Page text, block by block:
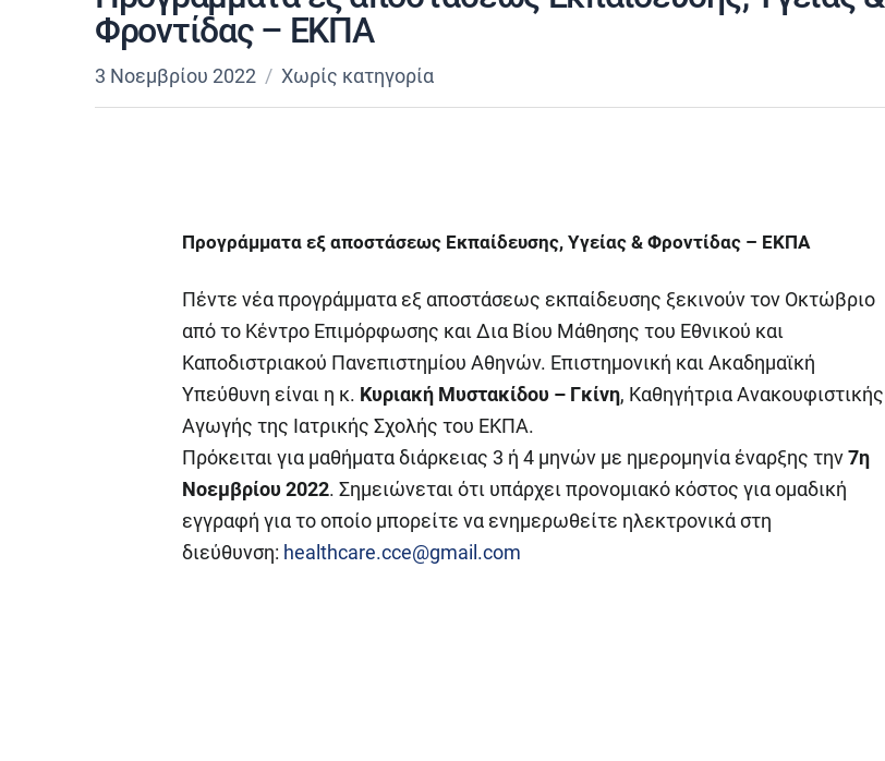
Φροντίδας – ΕΚΠΑ
3 Νοεμβρίου 2022 Χωρίς κατηγορία
Προγράμματα εξ αποστάσεως Εκπαίδευσης, Υγείας & Φροντίδας – ΕΚΠΑ
Πέντε νέα προγράμματα εξ αποστάσεως εκπαίδευσης ξεκινούν τον Οκτώβριο
από το Κέντρο Επιμόρφωσης και Δια Βίου Μάθησης του Εθνικού και
Καποδιστριακού Πανεπιστημίου Αθηνών. Επιστημονική και Ακαδημαϊκή
Υπεύθυνη είναι η κ. Κυριακή Μυστακίδου – Γκίνη, Καθηγήτρια Ανακουφιστικής
Αγωγής της Ιατρικής Σχολής του ΕΚΠΑ.
Πρόκειται για μαθήματα διάρκειας 3 ή 4 μηνών με ημερομηνία έναρξης την7η
Νοεμβρίου 2022. Σημειώνεται ότι υπάρχει προνομιακό κόστος για ομαδική
εγγραφή για το οποίο μπορείτε να ενημερωθείτε ηλεκτρονικά στη
διεύθυνση: healthcare.cce@gmail.com